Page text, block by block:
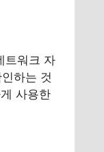
트워크 자
하는 것
사용한